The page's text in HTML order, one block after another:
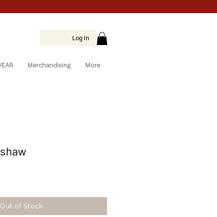
Log In
Merchandising More
Out of Stock